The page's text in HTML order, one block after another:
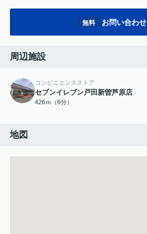
無料 お問い合わせ
周辺施設
コンビニエンスストア
セブンイレブン戸田新曽芦原店
426ｍ（6分）
地図